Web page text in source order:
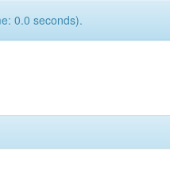
0.0 seconds).